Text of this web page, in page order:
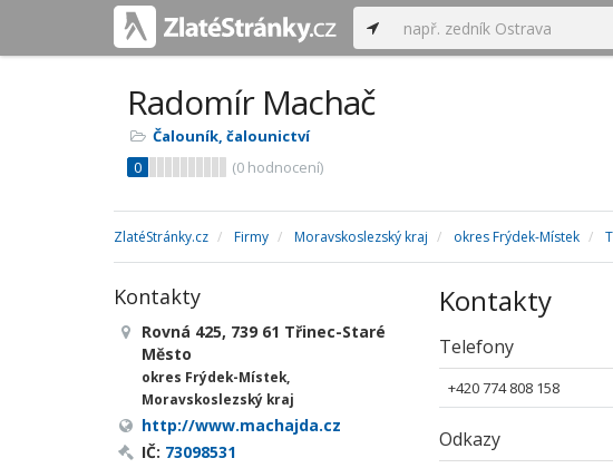
Radomír Machač
Čalouník, čalounictví
0
(0 hodnocení)
ZlatéStránky.cz Firmy Moravskoslezský kraj okres Frýdek-Místek
Kontakty
Telefony
+420 774 808 158
Odkazy
Kontakty
Rovná 425, 739 61 Třinec-Staré
Město
okres Frýdek-Místek,
Moravskoslezský kraj
http://www.machajda.cz
IČ: 73098531